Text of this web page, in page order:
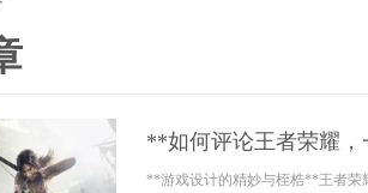
**如何评论王者荣耀
**游戏设计的精妙与桎梏**王者荣